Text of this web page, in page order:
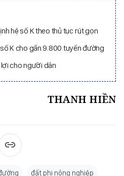
cho người dân
THANH HIỀN
đất